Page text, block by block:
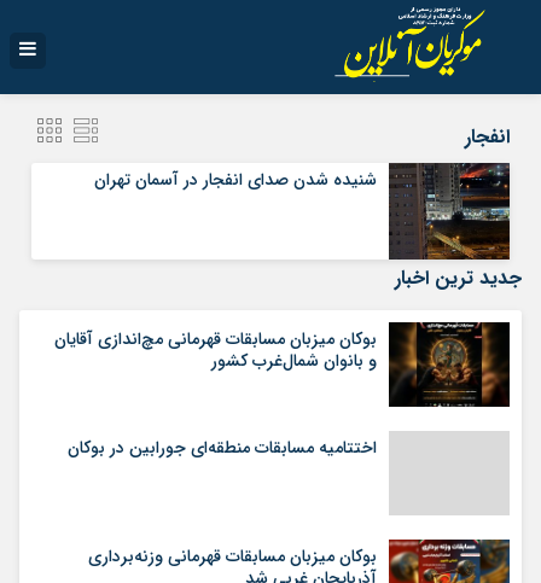
انفجار
شنیده شدن صدای انفجار در آسمان تهران
جدید ترین اخبار
بوکان میزبان مسابقات قهرمانی مچ‌اندازی آقایان
و بانوان شمال‌غرب کشور
اختتامیه مسابقات منطقه‌ای جورابین در بوکان
بوکان میزبان مسابقات قهرمانی وزنه‌برداری